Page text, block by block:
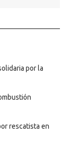
por la
rescatista en